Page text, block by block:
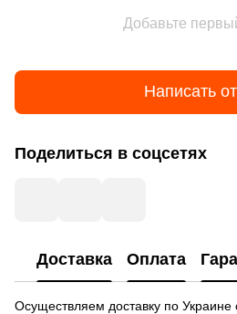
Добавьте
Написать
Поделиться в соцсетях
Доставка Оплата
Осуществляем доставку по